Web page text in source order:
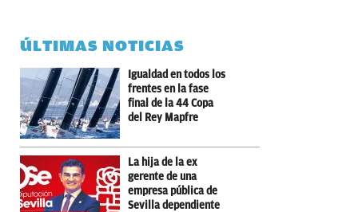
ÚLTIMAS NOTICIAS
Igualdad en todos los
frentes en la fase
final de la 44 Copa
del Rey Mapfre
La hija de la ex
gerente de una
empresa pública de
Sevilla dependiente